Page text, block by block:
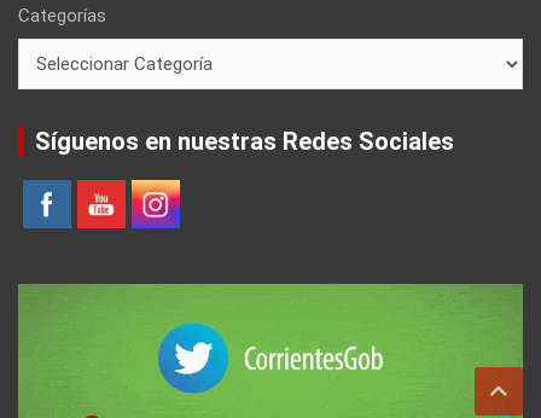
Categorías
Síguenos en nuestras Redes Sociales